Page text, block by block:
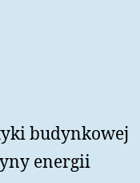
budynkowej
energii